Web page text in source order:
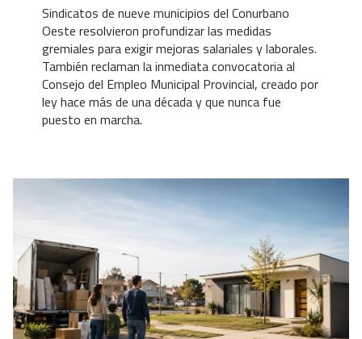
Sindicatos de nueve municipios del Conurbano
Oeste resolvieron profundizar las medidas
gremiales para exigir mejoras salariales y laborales.
También reclaman la inmediata convocatoria al
Consejo del Empleo Municipal Provincial, creado por
ley hace más de una década y que nunca fue
puesto en marcha.